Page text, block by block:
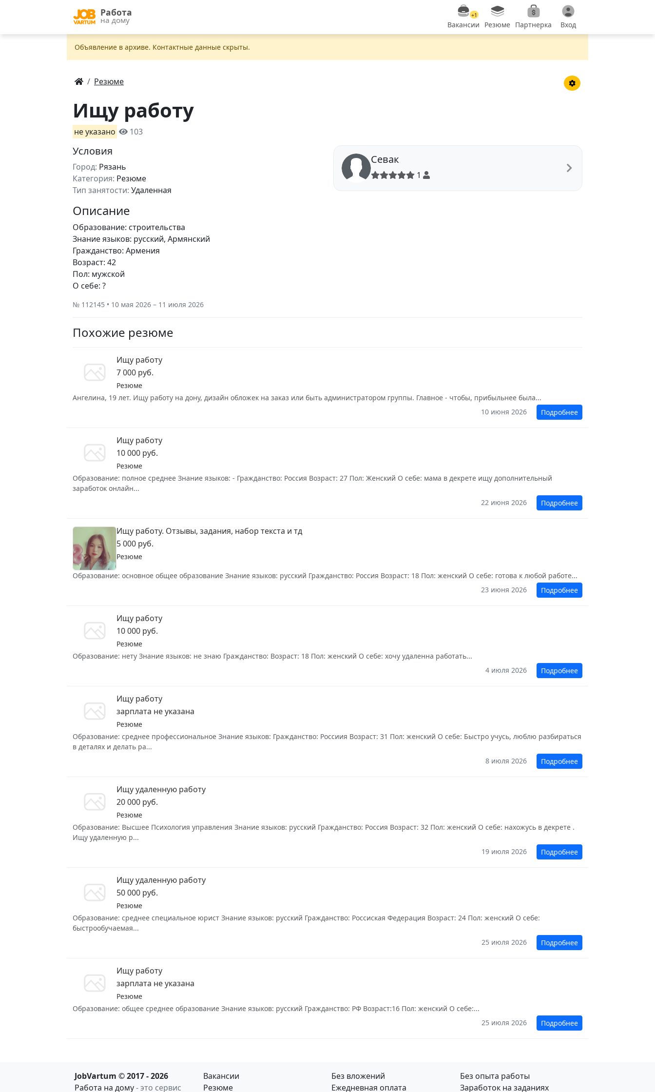
Работа
на дому
+1
Вакансии Резюме Партнерка Вход
Объявление в apxивe. Контактные данные скрыты.
Резюме
Ищу работу
не указано 103
Условия
Город: Рязань
Категория: Резюме
Тип занятости: Удаленная
Севак
1
Описание
Образование: строительства
Знание языков: русский, Армянский
Гражданство: Армения
Возраст: 42
Пол: мужской
О себе: ?
№ 112145 • 10 мая 2026 – 11 июля 2026
Похожие резюме
Ищу работу
7 000 руб.
Резюме
Ангелина, 19 лет. Ищу работу на дону, дизайн обложек на заказ или быть администратором группы. Главное - чтобы, прибыльнее была...
10 июня 2026
Подробнее
Ищу работу
10 000 руб.
Резюме
Образование: полное среднее Знание языков: - Гражданство: Россия Возраст: 27 Пол: Женский О себе: мама в декрете ищу дополнительный
заработок онлайн...
22 июня 2026
Подробнее
Ищу работу. Отзывы, задания, набор текста и тд
5 000 руб.
Резюме
Образование: основное общее образование Знание языков: русский Гражданство: Россия Возраст: 18 Пол: женский О себе: готова к любой работе...
23 июня 2026
Подробнее
Ищу работу
10 000 руб.
Резюме
Образование: нету Знание языков: не знаю Гражданство: Возраст: 18 Пол: женский О себе: хочу удаленна работать...
4 июля 2026
Подробнее
Ищу работу
зарплата не указана
Резюме
Образование: среднее профессиональное Знание языков: Гражданство: Россиия Возраст: 31 Пол: женский О себе: Быстро учусь, люблю разбираться
в деталях и делать ра...
8 июля 2026
Подробнее
Ищу удаленную работу
20 000 руб.
Резюме
Образование: Высшее Психология управления Знание языков: русский Гражданство: Россия Возраст: 32 Пол: женский О себе: нахожусь в декрете .
Ищу удаленную р...
19 июля 2026
Подробнее
Ищу удаленную работу
50 000 руб.
Резюме
Образование: среднее специальное юрист Знание языков: русский Гражданство: Россиская Федерация Возраст: 24 Пол: женский О себе:
быстрообучаемая...
25 июля 2026
Подробнее
Ищу работу
зарплата не указана
Резюме
Образование: общее среднее образование Знание языков: русский Гражданство: РФ Возраст:16 Пол: женский О себе:...
25 июля 2026
Подробнее
JobVartum © 2017 - 2026
Работа на дому- это сервис
Вакансии
Резюме
Без вложений
Ежедневная оплата
Без опыта работы
Заработок на заданиях